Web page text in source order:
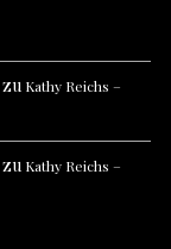
zu Kathy Reichs –
zu Kathy Reichs –